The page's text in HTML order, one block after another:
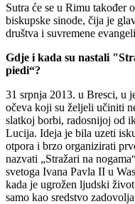
Sutra će se u Rimu također
biskupske sinode, čija je
društva i suvremene
Gdje i kada su nastali
piedi“?
31 srpnja 2013. u Bresci, u
očeva koji su željeli učiniti
slatkoj borbi, radosnijoj od
Lucija. Ideja je bila uzeti
otpora i brzo organizirati
nazvati „Stražari na
svetoga Ivana Pavla II u
kada je ugrožen ljudski
samo kao sredstvo